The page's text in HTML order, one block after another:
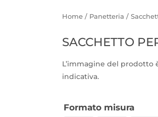
Home / Panetteria /
SACCHETTO
L’immagine del prodotto
indicativa.
Formato misura